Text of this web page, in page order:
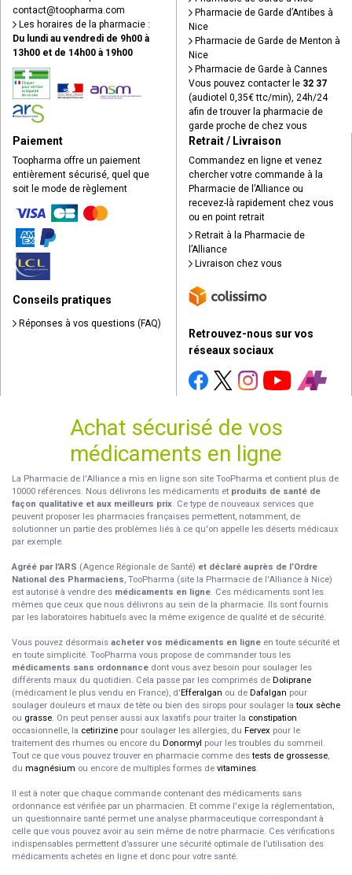
contact@toopharma.com
Les horaires de la pharmacie :
Du lundi au vendredi de 9h00 à
13h00 et de 14h00 à 19h00
Pharmacie de Garde d’Antibes à
Nice
Pharmacie de Garde de Menton à
Nice
Pharmacie de Garde à Cannes
Vous pouvez contacter le 32 37
(audiotel 0,35€ ttc/min), 24h/24
afin de trouver la pharmacie de
garde proche de chez vous
Paiement
Toopharma offre un paiement
entièrement sécurisé, quel que
soit le mode de règlement
Conseils pratiques
Réponses à vos questions (FAQ)
Retrait / Livraison
Commandez en ligne et venez
chercher votre commande à la
Pharmacie de l’Alliance ou
recevez-là rapidement chez vous
ou en point retrait
Retrait à la Pharmacie de
l’Alliance
Livraison chez vous
Retrouvez-nous sur vos
réseaux sociaux
Achat sécurisé de vos
médicaments en ligne
La Pharmacie de l'Alliance a mis en ligne son site TooPharma et contient plus de
10000 références. Nous délivrons les médicaments et produits de santé de
façon qualitative et aux meilleurs prix. Ce type de nouveaux services que
peuvent proposer les pharmacies françaises permettent, notamment, de
solutionner un partie des problèmes liés à ce qu'on appelle les déserts médicaux
par exemple.
Agréé par l'ARS (Agence Régionale de Santé) et déclaré auprès de l’Ordre
National des Pharmaciens, TooPharma (site la Pharmacie de l'Alliance à Nice)
est autorisé à vendre des médicaments en ligne. Ces médicaments sont les
mêmes que ceux que nous délivrons au sein de la pharmacie. Ils sont fournis
par les laboratoires habituels avec la même exigence de qualité et de sécurité.
Vous pouvez désormais acheter vos médicaments en ligne en toute sécurité et
en toute simplicité. TooPharma vous propose de commander tous les
médicaments sans ordonnance dont vous avez besoin pour soulager les
différents maux du quotidien. Cela passe par les comprimés de Doliprane
(médicament le plus vendu en France), d'Efferalgan ou de Dafalgan pour
soulager douleurs et maux de tête ou bien des sirops pour soulager latoux sèche
ou grasse. On peut penser aussi aux laxatifs pour traiter la constipation
occasionnelle, la cetirizine pour soulager les allergies, du Fervex pour le
traitement des rhumes ou encore du Donormyl pour les troubles du sommeil.
Tout ce que vous pouvez trouver en pharmacie comme destests de grossesse,
du magnésium ou encore de multiples formes de vitamines.
Il est à noter que chaque commande contenant des médicaments sans
ordonnance est vérifiée par un pharmacien. Et comme l'exige la réglementation,
un questionnaire santé permet une analyse pharmaceutique correspondant à
celle que vous pouvez avoir au sein même de notre pharmacie. Ces vérifications
indispensables permettent d’assurer une sécurité optimale de l’utilisation des
médicaments achetés en ligne et donc pour votre santé.